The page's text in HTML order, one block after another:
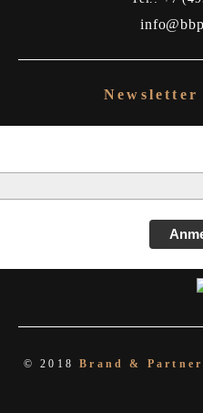
Newsletter
© 2018Brand & Partner